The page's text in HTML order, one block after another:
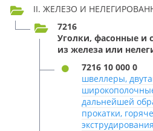
II. ЖЕЛЕЗО И
7216
Уголки, фасонные и
из железа или
7216 10 000 0
швеллеры,
дальнейшей
прокатки,